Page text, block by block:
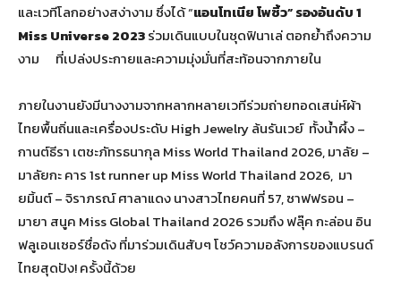
และเวทีโลกอย่างสง่างาม ซึ่งได้ “แอนโทเนีย โพซิ้ว” รองอันดับ 1
Miss Universe 2023ร่วมเดินแบบในชุดฟินาเล่ ตอกย้ำถึงความ
งาม ที่เปล่งประกายและความมุ่งมั่นที่สะท้อนจากภายใน
ภายในงานยังมีนางงามจากหลากหลายเวทีร่วมถ่ายทอดเสน่ห์ผ้า
ไทยพื้นถิ่นและเครื่องประดับ High Jewelry ล้นรันเวย์ ทั้งน้ำผึ้ง –
กานต์ธีรา เตชะภัทรธนากุล Miss World Thailand 2026, มาลัย –
มาลัยกะ คาร 1st runner up Miss World Thailand 2026, มา
ยมิ้นต์ – จิราภรณ์ ศาลาแดง นางสาวไทยคนที่ 57, ซาฟฟรอน –
มายา สนูค Miss Global Thailand 2026 รวมถึง ฟลุ๊ค กะล่อน อิน
ฟลูเอนเซอร์ชื่อดัง ที่มาร่วมเดินสับๆ โชว์ความอลังการของแบรนด์
ไทยสุดปัง! ครั้งนี้ด้วย